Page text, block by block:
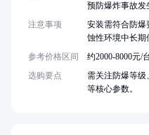
预防爆炸事故发
注意事项
安装需符合防爆
蚀性环境中长期
参考价格区间
约2000-8000元/
选购要点
需关注防爆等
等核心参数。